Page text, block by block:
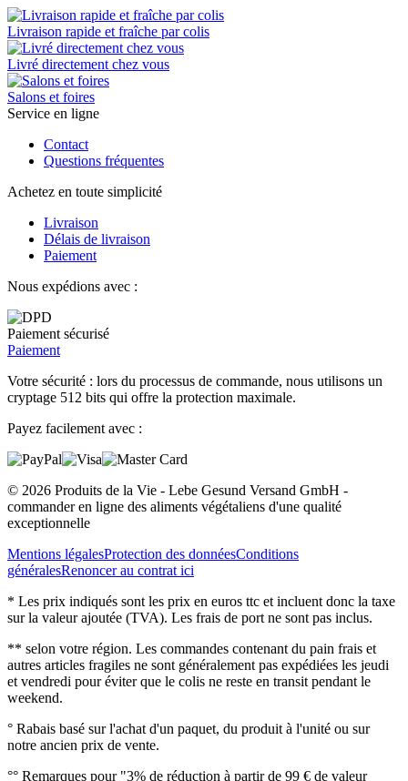
Livraison rapide et fraîche par colis
Livré directement chez vous
Salons et foires
Service en ligne
Contact
Questions fréquentes
Achetez en toute simplicité
Livraison
Délais de livraison
Paiement
Nous expédions avec :
Paiement sécurisé
Paiement
Votre sécurité : lors du processus de commande, nous utilisons un
cryptage 512 bits qui offre la protection maximale.
Payez facilement avec :
© 2026 Produits de la Vie - Lebe Gesund Versand GmbH -
commander en ligne des aliments végétaliens d'une qualité
exceptionnelle
Mentions légalesProtection des donnéesConditions
généralesRenoncer au contrat ici
* Les prix indiqués sont les prix en euros ttc et incluent donc la taxe
sur la valeur ajoutée (TVA). Les frais de port ne sont pas inclus.
** selon votre région. Les commandes contenant du pain frais et
autres articles fragiles ne sont généralement pas expédiées les jeudi
et vendredi pour éviter que le colis ne reste en transit pendant le
weekend.
° Rabais basé sur l'achat d'un paquet, du produit à l'unité ou sur
notre ancien prix de vente.
°° Remarques pour "3% de réduction à partir de 99 € de valeur